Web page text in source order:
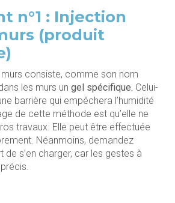
n°1 : Injection
(produit
murs consiste, comme son nom
les murs un gel spécifique. Celui-
barrière qui empêchera l’humidité
de cette méthode est qu’elle ne
travaux. Elle peut être effectuée
Néanmoins, demandez
de s’en charger, car les gestes à